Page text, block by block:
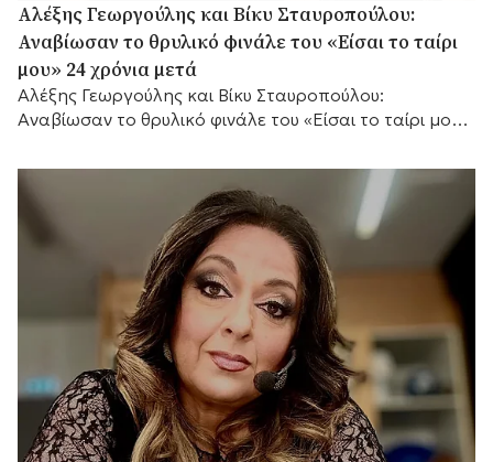
Αλέξης Γεωργούλης και Βίκυ Σταυροπούλου:
Αναβίωσαν το θρυλικό φινάλε του «Είσαι το ταίρι
μου» 24 χρόνια μετά
Αλέξης Γεωργούλης και Βίκυ Σταυροπούλου:
Αναβίωσαν το θρυλικό φινάλε του «Είσαι το ταίρι μου»